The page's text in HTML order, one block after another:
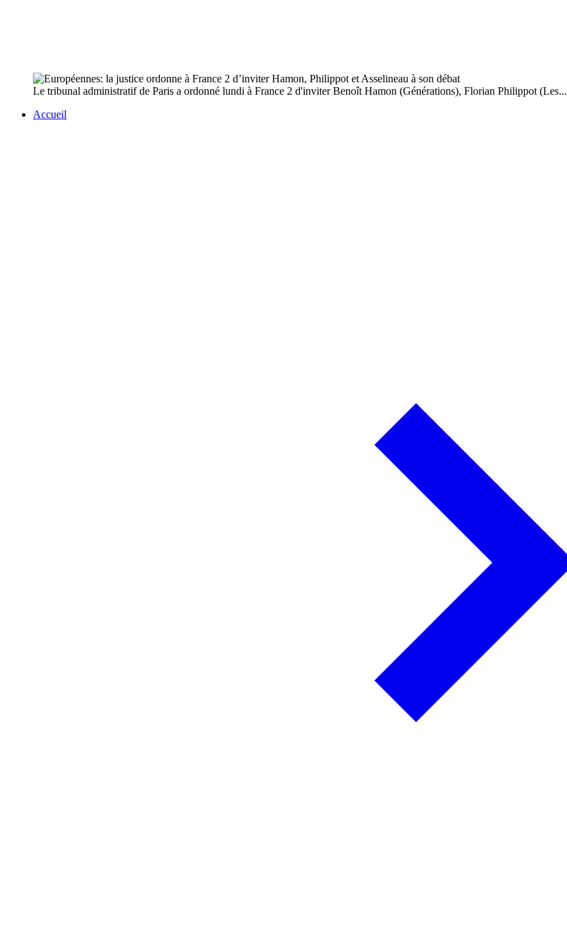
Le tribunal administratif de Paris a ordonné lundi à France 2 d'inviter Benoît Hamon (Générations), Florian Philippot (Les...
Accueil